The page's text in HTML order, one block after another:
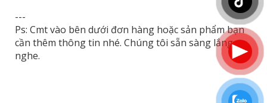
---
Ps: Cmt vào bên dưới đơn hàng hoặc sản phẩm bạn
cần thêm thông tin nhé. Chúng tôi sẵn sàng lắng
nghe.